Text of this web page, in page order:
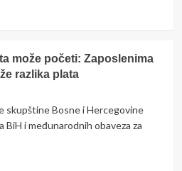
može početi: Zaposlenima
razlika plata
skupštine Bosne i Hercegovine
i međunarodnih obaveza za